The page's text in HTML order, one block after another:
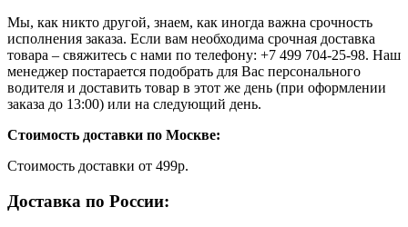
Мы, как никто другой, знаем, как иногда важна срочность
исполнения заказа. Если вам необходима срочная доставка
товара – свяжитесь с нами по телефону: +7 499 704-25-98. Наш
менеджер постарается подобрать для Вас персонального
водителя и доставить товар в этот же день (при оформлении
заказа до 13:00) или на следующий день.
Стоимость доставки по Москве:
Cтоимость доставки от 499р.
Доставка по России: